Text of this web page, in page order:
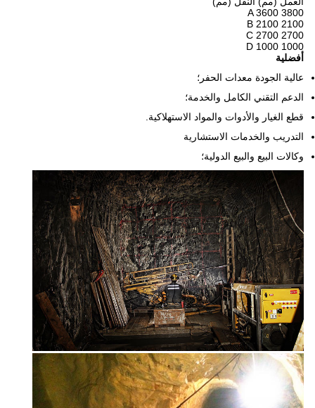
A 3600 3800
B 2100 2100
C 2700 2700
D 1000 1000
أفضلية
عالية الجودة معدات الحفر؛
الدعم التقني الكامل والخدمة؛
قطع الغيار والأدوات والمواد الاستهلاكية.
التدريب والخدمات الاستشارية
وكالات البيع والبيع الدولية؛